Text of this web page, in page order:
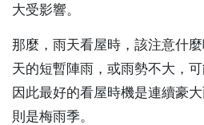
大受影響。
那麼，雨天看屋時，該注意什
天的短暫陣雨，或雨勢不大，
因此最好的看屋時機是連續豪
則是梅雨季。